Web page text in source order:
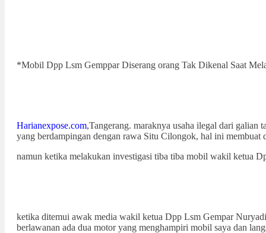
*Mobil Dpp Lsm Gemppar Diserang orang Tak Dikenal Saat
Harianexpose.com,Tangerang. maraknya usaha ilegal dari
yang berdampingan dengan rawa Situ Cilongok, hal ini
namun ketika melakukan investigasi tiba tiba mobil wakil ketua
ketika ditemui awak media wakil ketua Dpp Lsm Gempar
berlawanan ada dua motor yang menghampiri mobil saya dan